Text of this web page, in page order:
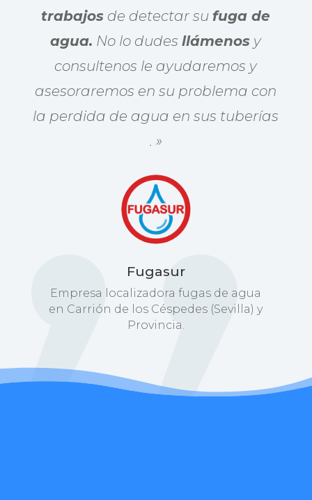
trabajos de detectar sufuga de
agua. No lo dudesllámenos y
consultenos le ayudaremos y
asesoraremos en su problema con
la perdida de agua en sus tuberías
. »
Fugasur
Empresa localizadora fugas de agua
en Carrión de los Céspedes (Sevilla) y
Provincia.